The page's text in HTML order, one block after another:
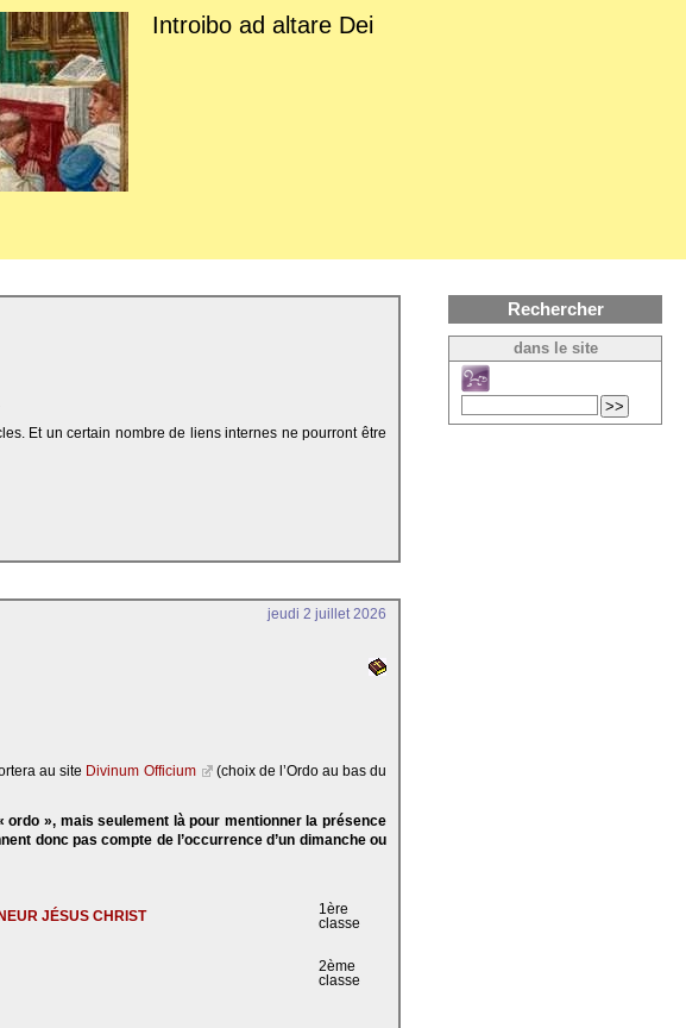
Introibo ad altare Dei
Et un certain nombre de liens internes ne pourront être
jeudi 2 juillet 2026
au site Divinum Officium
(choix de l’Ordo au bas du
», mais seulement là pour mentionner la présence
donc pas compte de l’occurrence d’un dimanche ou
JÉSUS CHRIST
1ère
classe
2ème
classe
Rechercher
dans le site